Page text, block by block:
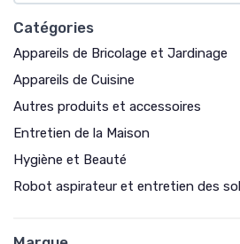
Catégories
Appareils de Bricolage et Jardinage
Appareils de Cuisine
Autres produits et accessoires
Entretien de la Maison
Hygiène et Beauté
Robot aspirateur et entretien des